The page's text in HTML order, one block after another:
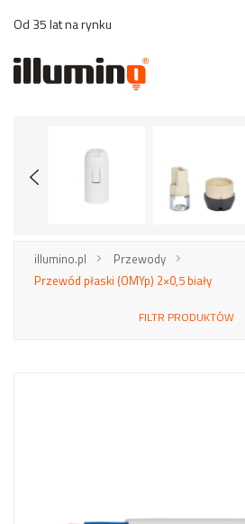
Od 35 lat na rynku
illumino.pl
Przewody
Przewód płaski (OMYp) 2×0,5 biały
FILTR PRODUKTÓW